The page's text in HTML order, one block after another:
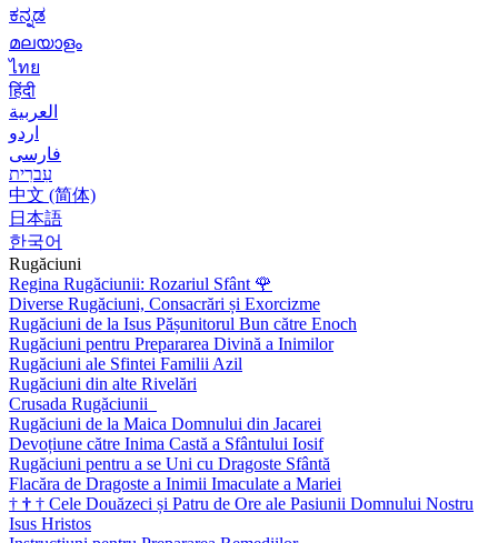
ಕನ್ನಡ
മലയാളം
ไทย
हिंदी
العربية
اردو
فارسی
עִברִית
中文 (简体)
日本語
한국어
Rugăciuni
Regina Rugăciunii: Rozariul Sfânt 🌹
Diverse Rugăciuni, Consacrări și Exorcizme
Rugăciuni de la Isus Pășunitorul Bun către Enoch
Rugăciuni pentru Prepararea Divină a Inimilor
Rugăciuni ale Sfintei Familii Azil
Rugăciuni din alte Rivelări
Crusada Rugăciunii
Rugăciuni de la Maica Domnului din Jacarei
Devoțiune către Inima Castă a Sfântului Iosif
Rugăciuni pentru a se Uni cu Dragoste Sfântă
Flacăra de Dragoste a Inimii Imaculate a Mariei
† † † Cele Douăzeci și Patru de Ore ale Pasiunii Domnului Nostru
Isus Hristos